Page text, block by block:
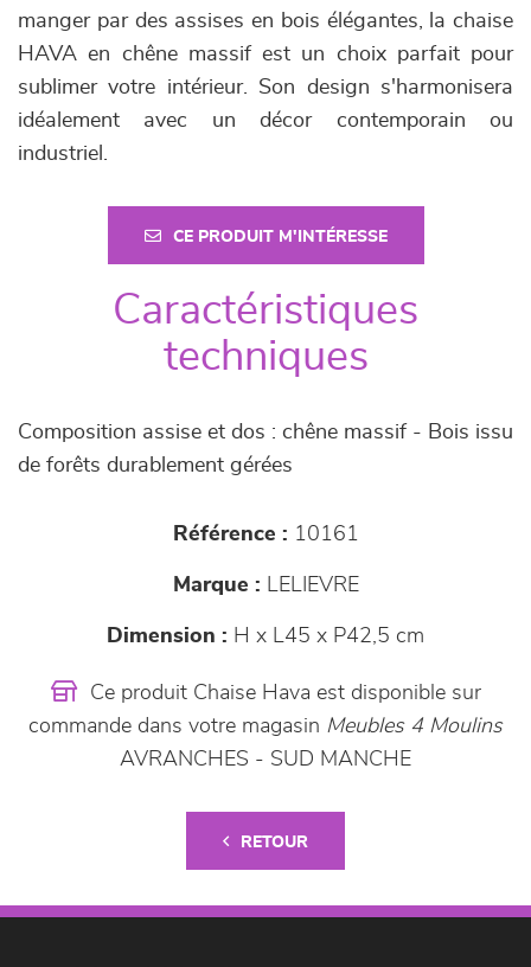
manger par des assises en bois élégantes, la chaise
HAVA en chêne massif est un choix parfait pour
sublimer votre intérieur. Son design s'harmonisera
idéalement avec un décor contemporain ou
industriel.
CE PRODUIT M'INTÉRESSE
Caractéristiques
techniques
Composition assise et dos : chêne massif - Bois issu
de forêts durablement gérées
Référence : 10161
Marque : LELIEVRE
Dimension : H x L45 x P42,5 cm
Ce produit Chaise Hava est disponible sur
commande dans votre magasin Meubles 4 Moulins
AVRANCHES - SUD MANCHE
RETOUR